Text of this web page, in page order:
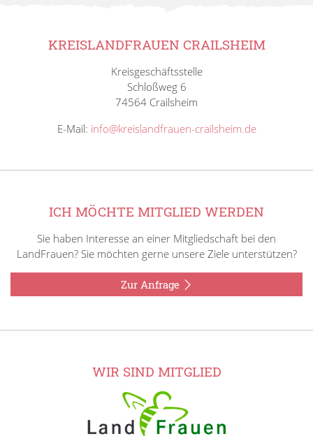
KREISLANDFRAUEN CRAILSHEIM
Kreisgeschäftsstelle
Schloßweg 6
74564 Crailsheim
E-Mail: info@kreislandfrauen-crailsheim.de
ICH MÖCHTE MITGLIED WERDEN
Sie haben Interesse an einer Mitgliedschaft bei den
LandFrauen? Sie möchten gerne unsere Ziele unterstützen?
Zur Anfrage
WIR SIND MITGLIED